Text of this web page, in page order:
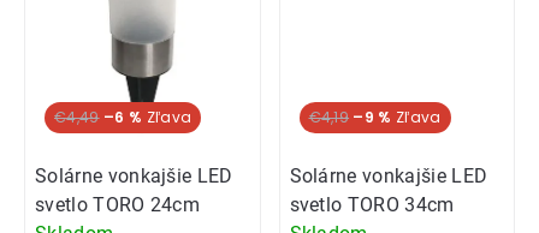
€4,49 –6 %
Solárne vonkajšie LED
svetlo TORO 24cm
€4,19 –9 %
Solárne vonkajšie LED
svetlo TORO 34cm